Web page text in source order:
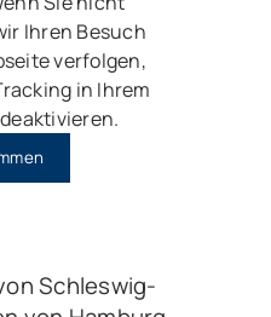
Ihren Besuch
verfolgen,
in Ihrem
Schleswig-